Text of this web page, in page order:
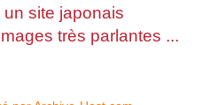
site japonais
très parlantes ...